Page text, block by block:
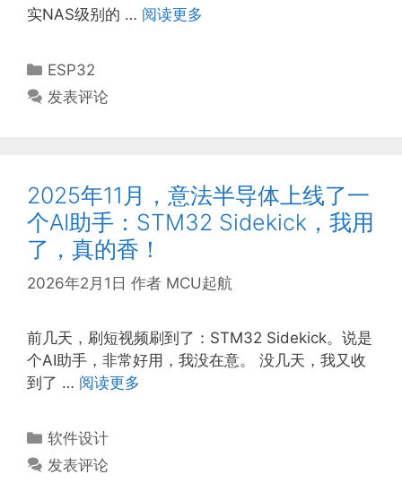
实NAS级别的 … 阅读更多
分
类
ESP32
发表评论
2025年11月，意法半导体上线了一
个AI助手：STM32 Sidekick，我用
了，真的香！
2026年2月1日 作者 MCU起航
前几天，刷短视频刷到了：STM32 Sidekick。说是
个AI助手，非常好用，我没在意。 没几天，我又收
到了 … 阅读更多
分
类
软件设计
发表评论